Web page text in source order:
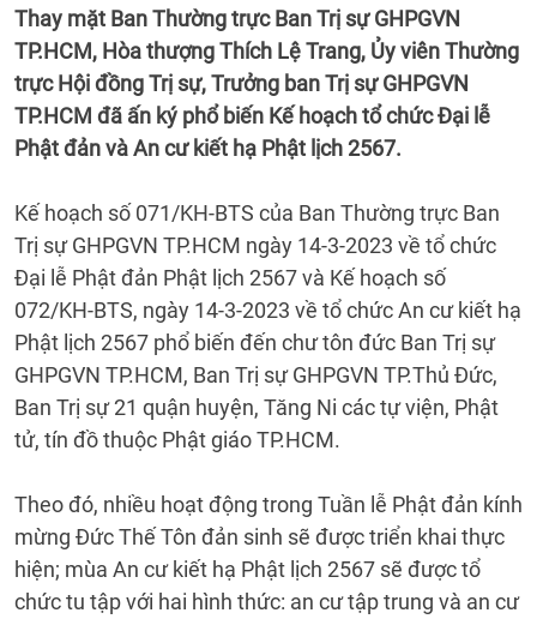
Thay mặt Ban Thường trực Ban Trị sự GHPGVN
TP.HCM, Hòa thượng Thích Lệ Trang, Ủy viên Thường
trực Hội đồng Trị sự, Trưởng ban Trị sự GHPGVN
TP.HCM đã ấn ký phổ biến Kế hoạch tổ chức Đại lễ
Phật đản và An cư kiết hạ Phật lịch 2567.
Kế hoạch số 071/KH-BTS của Ban Thường trực Ban
Trị sự GHPGVN TP.HCM ngày 14-3-2023 về tổ chức
Đại lễ Phật đản Phật lịch 2567 và Kế hoạch số
072/KH-BTS, ngày 14-3-2023 về tổ chức An cư kiết hạ
Phật lịch 2567 phổ biến đến chư tôn đức Ban Trị sự
GHPGVN TP.HCM, Ban Trị sự GHPGVN TP.Thủ Đức,
Ban Trị sự 21 quận huyện, Tăng Ni các tự viện, Phật
tử, tín đồ thuộc Phật giáo TP.HCM.
Theo đó, nhiều hoạt động trong Tuần lễ Phật đản kính
mừng Đức Thế Tôn đản sinh sẽ được triển khai thực
hiện; mùa An cư kiết hạ Phật lịch 2567 sẽ được tổ
chức tu tập với hai hình thức: an cư tập trung và an cư